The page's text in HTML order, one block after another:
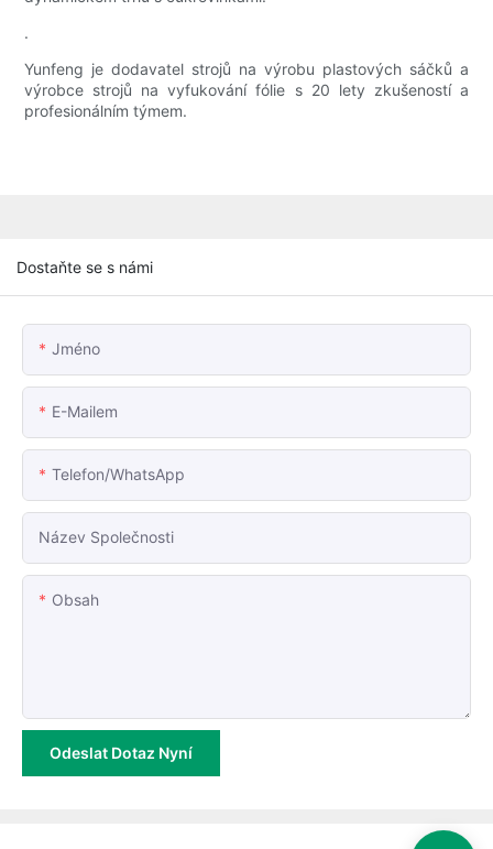
.
Yunfeng je dodavatel strojů na výrobu plastových sáčků a
výrobce strojů na vyfukování fólie s 20 lety zkušeností a
profesionálním týmem.
Dostaňte se s námi
Jméno
E-Mailem
Telefon/whatsApp
Název Společnosti
Obsah
Odeslat Dotaz Nyní